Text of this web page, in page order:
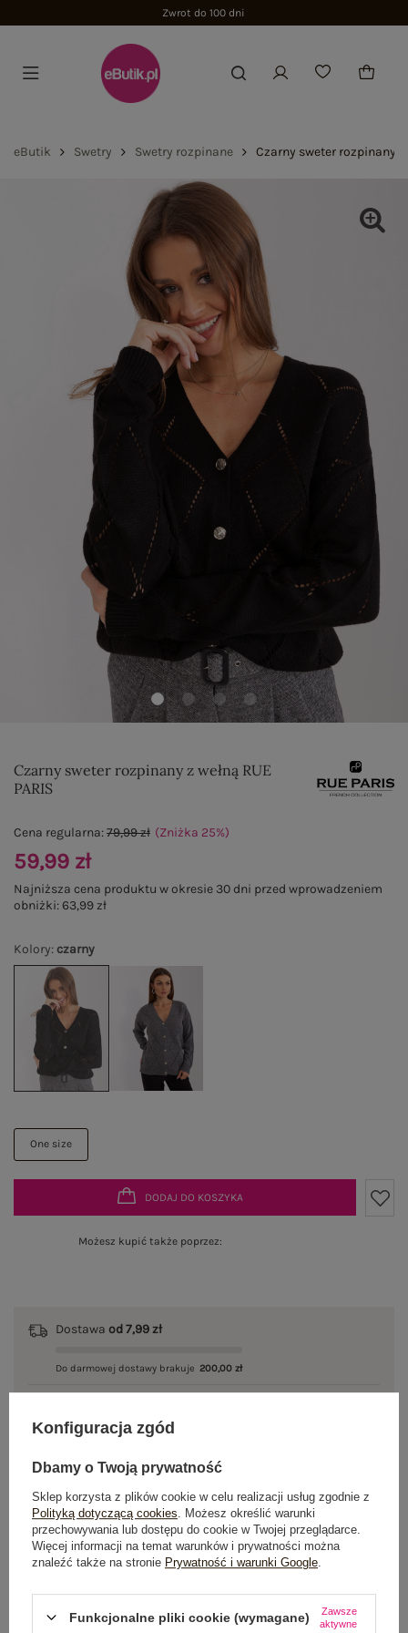
Zwrot do 100 dni
eButik Swetry Swetry rozpinane Czarny sweter rozpinany z
Czarny sweter rozpinany z wełną RUE
PARIS
Kolory: czarny
One size
Cena regularna:79,99 zł (Zniżka 25%)
59,99 zł
Najniższa cena produktu w okresie 30 dni przed wprowadzeniem
obniżki:63,99 zł
DODAJ DO KOSZYKA
Możesz kupić także poprzez:
Dostawa od 7,99 zł
Do darmowej dostawy brakuje 200,00 zł
100 dni na zwrot
OPIS PRODUKTU
GŁÓWNE PARAMETRY
Konfiguracja zgód
Dbamy o Twoją prywatność
Sklep korzysta z plików cookie w celu realizacji usług zgodnie z
Polityką dotyczącą cookies . Możesz określić warunki
przechowywania lub dostępu do cookie w Twojej przeglądarce.
Więcej informacji na temat warunków i prywatności można
znaleźć także na stronie Prywatność i warunki Google
Funkcjonalne pliki cookie (wymagane)
Zawsze
aktywne